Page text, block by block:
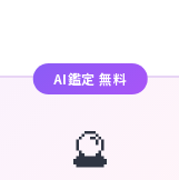
AI鑑定 無料
🔮